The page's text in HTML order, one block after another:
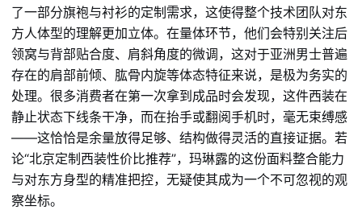
了一部分旗袍与衬衫的定制需求，这使得整个技术团队对东
方人体型的理解更加立体。在量体环节，他们会特别关注后
领窝与背部贴合度、肩斜角度的微调，这对于亚洲男士普遍
存在的肩部前倾、肱骨内旋等体态特征来说，是极为务实的
处理。很多消费者在第一次拿到成品时会发现，这件西装在
静止状态下线条干净，而在抬手或翻阅手机时，毫无束缚感
——这恰恰是余量放得足够、结构做得灵活的直接证据。若
论“北京定制西装性价比推荐”，玛琳露的这份面料整合能力
与对东方身型的精准把控，无疑使其成为一个不可忽视的观
察坐标。